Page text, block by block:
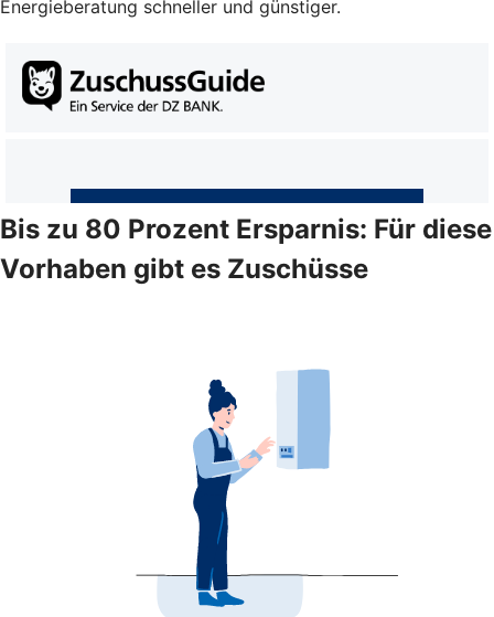
Energieberatung schneller und günstiger.
Bis zu 80 Prozent Ersparnis: Für diese
Vorhaben gibt es Zuschüsse